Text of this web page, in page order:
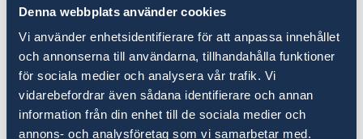
Denna webbplats använder cookies
Vi använder enhetsidentifierare för att anpassa innehållet
och annonserna till användarna, tillhandahålla funktioner
för sociala medier och analysera vår trafik. Vi
vidarebefordrar även sådana identifierare och annan
information från din enhet till de sociala medier och
annons- och analysföretag som vi samarbetar med.